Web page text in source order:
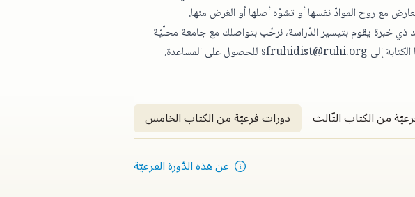
خبرة يقوم بتيسير الدّراسة،نرحّب بتواصلك مع جامعة محلّيّة
إلى sfruhidist@ruhi.org للحصول على المساعدة.
من الكتاب الثّالث دورات فرعيّة من الكتاب الخامس
عن هذه الدّورة الفرعيّة